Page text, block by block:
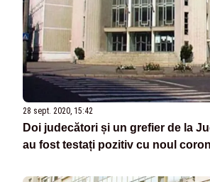
28 sept. 2020, 15:42
Doi judecători și un grefier de la
au fost testați pozitiv cu noul